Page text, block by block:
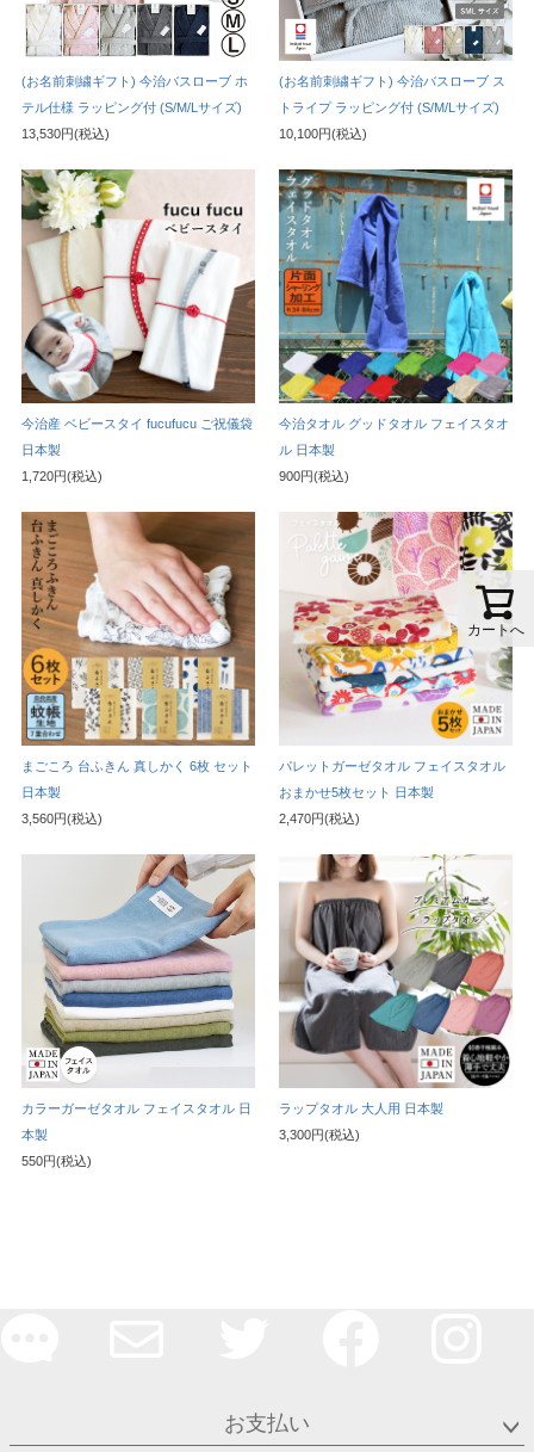
(お名前刺繍ギフト) 今治バスローブ ホ
テル仕様 ラッピング付 (S/M/Lサイズ)
13,530円(税込)
(お名前刺繍ギフト) 今治バスローブ ス
トライプ ラッピング付 (S/M/Lサイズ)
10,100円(税込)
今治産 ベビースタイ fucufucu ご祝儀袋
日本製
1,720円(税込)
今治タオル グッドタオル フェイスタオ
ル 日本製
900円(税込)
まごころ 台ふきん 真しかく 6枚 セット
日本製
3,560円(税込)
パレットガーゼタオル フェイスタオル
おまかせ5枚セット 日本製
2,470円(税込)
カラーガーゼタオル フェイスタオル 日
本製
550円(税込)
ラップタオル 大人用 日本製
3,300円(税込)
お支払い
カートへ